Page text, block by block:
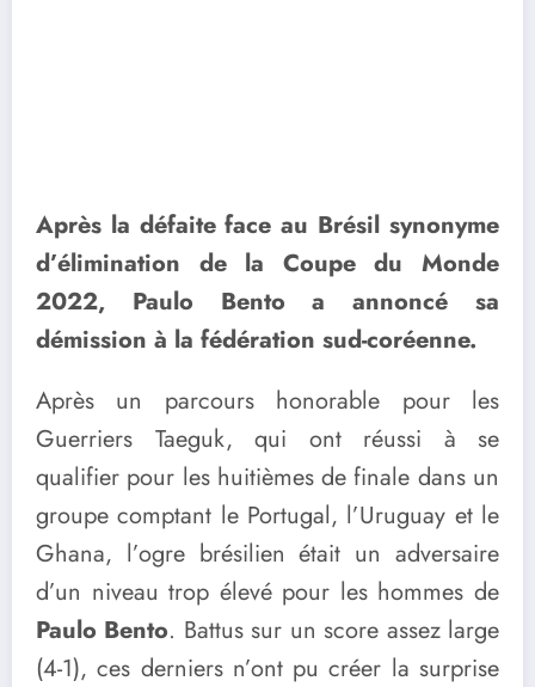
Après la défaite face au Brésil synonyme
d’élimination de la Coupe du Monde
2022, Paulo Bento a annoncé sa
démission à la fédération sud-coréenne.
Après un parcours honorable pour les
Guerriers Taeguk, qui ont réussi à se
qualifier pour les huitièmes de finale dans un
groupe comptant le Portugal, l’Uruguay et le
Ghana, l’ogre brésilien était un adversaire
d’un niveau trop élevé pour les hommes de
Paulo Bento. Battus sur un score assez large
(4-1), ces derniers n’ont pu créer la surprise